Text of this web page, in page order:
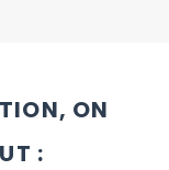
ON
: